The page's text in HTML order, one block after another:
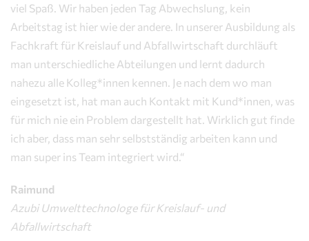
viel Spaß. Wir haben jeden Tag Abwechslung, kein
Arbeitstag ist hier wie der andere. In unserer Ausbildung als
Fachkraft für Kreislauf und Abfallwirtschaft durchläuft
man unterschiedliche Abteilungen und lernt dadurch
nahezu alle Kolleg*innen kennen. Je nach dem wo man
eingesetzt ist, hat man auch Kontakt mit Kund*innen, was
für mich nie ein Problem dargestellt hat. Wirklich gut finde
ich aber, dass man sehr selbstständig arbeiten kann und
man super ins Team integriert wird.“
Raimund
Azubi Umwelttechnologe für Kreislauf- und
Abfallwirtschaft